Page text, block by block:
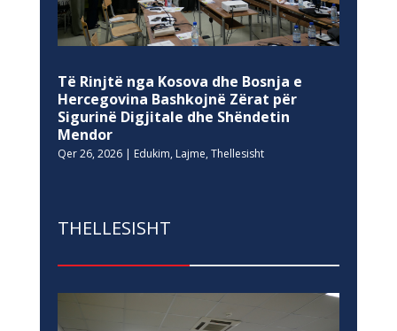
Të Rinjtë nga Kosova dhe Bosnja e
Hercegovina Bashkojnë Zërat për
Sigurinë Digjitale dhe Shëndetin
Mendor
Qer 26, 2026| Edukim, Lajme, Thellesisht
THELLESISHT